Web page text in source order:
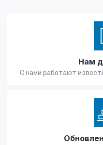
Нам
С нами работают